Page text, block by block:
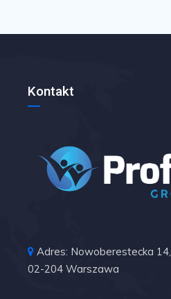
Kontakt
Adres: Nowoberestecka 14,
02-204 Warszawa